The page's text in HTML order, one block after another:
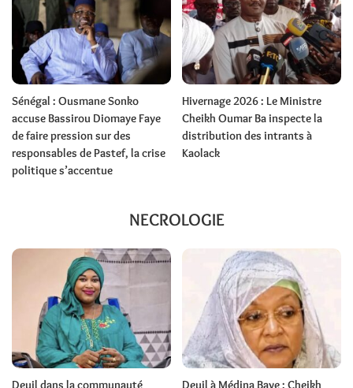
Sénégal : Ousmane Sonko
accuse Bassirou Diomaye Faye
de faire pression sur des
responsables de Pastef, la crise
politique s’accentue
Hivernage 2026 : Le Ministre
Cheikh Oumar Ba inspecte la
distribution des intrants à
Kaolack
NECROLOGIE
Deuil dans la communauté
Deuil à Médina Baye : Cheikh